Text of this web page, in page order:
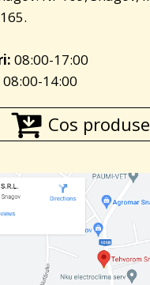
08:00-17:00
08:00-14:00
Cos produse